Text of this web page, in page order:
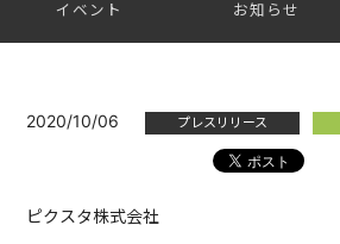
イベント お知らせ
2020/10/06 プレスリリース
ピクスタ株式会社